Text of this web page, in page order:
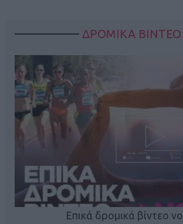
ΔΡΟΜΙΚΑ ΒΙΝΤΕΟ
Επικά δρομικά βίντεο